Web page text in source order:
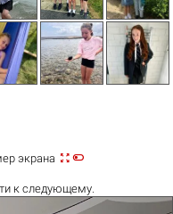
экрана 
к следующему.